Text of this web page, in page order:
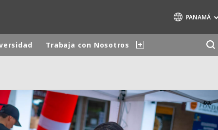
PANAMÁ
AIR QUALITY
ENGINEERING & CONSULTING
Trabaja con Nosotros